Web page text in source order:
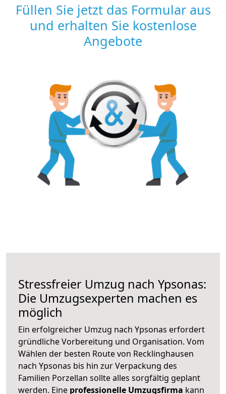
Füllen Sie jetzt das Formular aus
und erhalten Sie kostenlose
Angebote
Stressfreier Umzug nach Ypsonas:
Die Umzugsexperten machen es
möglich
Ein erfolgreicher Umzug nach Ypsonas erfordert
gründliche Vorbereitung und Organisation. Vom
Wählen der besten Route von Recklinghausen
nach Ypsonas bis hin zur Verpackung des
Familien Porzellan sollte alles sorgfältig geplant
werden. Eine professionelle Umzugsfirma kann